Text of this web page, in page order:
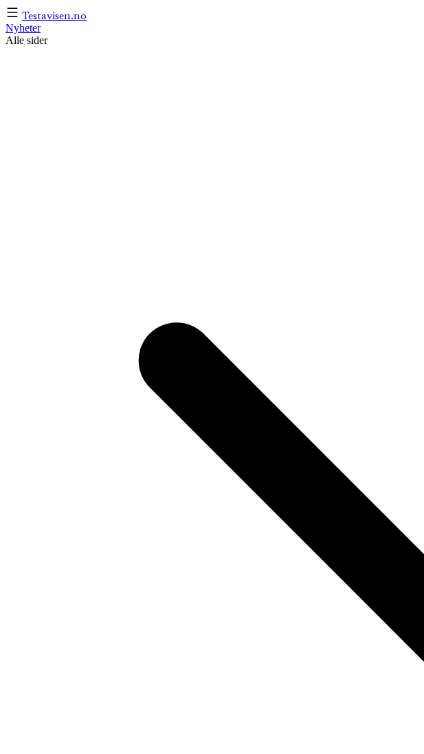
Testavisen.no
Nyheter
Alle sider